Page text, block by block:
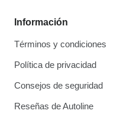
Información
Términos y condiciones
Política de privacidad
Consejos de seguridad
Reseñas de Autoline